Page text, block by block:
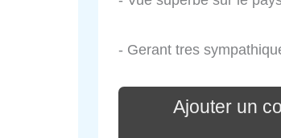
- Gerant tres
Ajouter un